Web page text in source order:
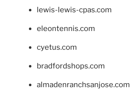
lewis-lewis-cpas.com
eleontennis.com
cyetus.com
bradfordshops.com
almadenranchsanjose.com